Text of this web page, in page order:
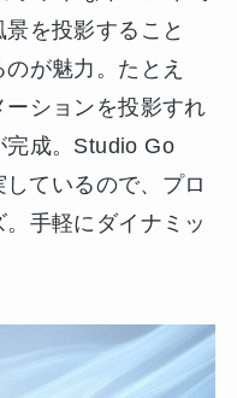
を投影すること
が魅力。たとえ
ションを投影すれ
完成。Studio Go
ているので、プロ
手軽にダイナミッ